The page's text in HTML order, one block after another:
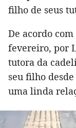
filho de seus
De acordo
fevereiro, por
tutora da
seu filho
uma linda